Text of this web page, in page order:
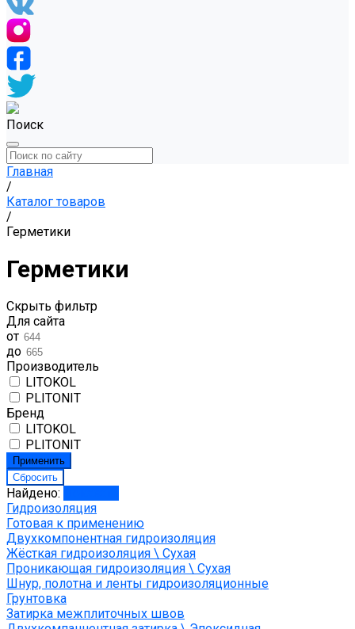
Поиск
Главная
/
Каталог товаров
/
Герметики
Герметики
Скрыть фильтр
Для сайта
от
до
Производитель
LITOKOL
PLITONIT
Бренд
LITOKOL
PLITONIT
Найдено:
Гидроизоляция
Готовая к применению
Двухкомпонентная гидроизоляция
Жёсткая гидроизоляция \ Сухая
Проникающая гидроизоляция \ Сухая
Шнур, полотна и ленты гидроизоляционные
Грунтовка
Затирка межплиточных швов